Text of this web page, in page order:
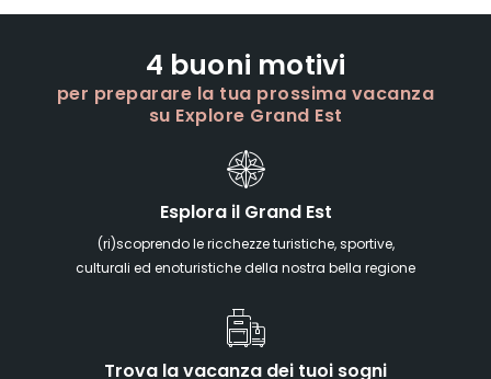
4 buoni motivi
per preparare la tua prossima vacanza
su Explore Grand Est
Esplora il Grand Est
(ri)scoprendo le ricchezze turistiche, sportive,
culturali ed enoturistiche della nostra bella regione
Trova la vacanza dei tuoi sogni